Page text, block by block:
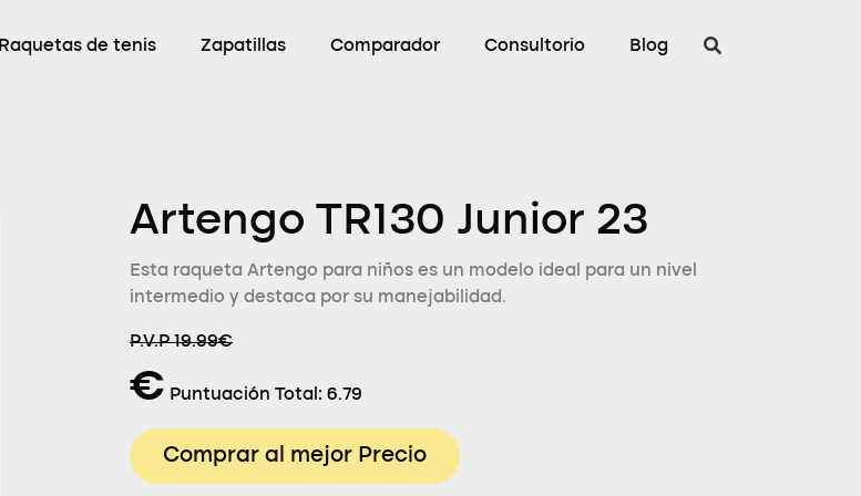
Raquetas de tenis Zapatillas Comparador Consultorio Blog
Artengo TR130 Junior 23
Esta raqueta Artengo para niños es un modelo ideal para un nivel
intermedio y destaca por su manejabilidad.
P.V.P 19.99€
€ Puntuación Total: 6.79
Comprar al mejor Precio